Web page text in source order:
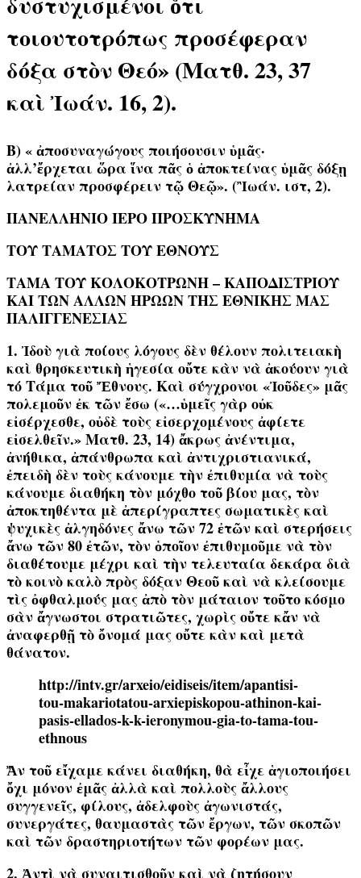
τοιουτοτρόπως προσέφεραν
δόξα στὸν Θεό» (Ματθ. 23, 37
καὶ Ἰωάν. 16, 2).
Β)« ἀποσυναγώγους ποιήσουσιν ὑμᾶς·
ἀλλ’ἔρχεται ὥρα ἵνα πᾶς ὁ ἀποκτείνας ὑμᾶς δόξῃ
λατρείαν προσφέρειν τῷ Θεῷ». (Ἲωάν. ιστ, 2).
ΠΑΝΕΛΛΗΝΙΟ ΙΕΡΟ ΠΡΟΣΚΥΝΗΜΑ
ΤΟΥ ΤΑΜΑΤΟΣ ΤΟΥ ΕΘΝΟΥΣ
ΤΑΜΑ ΤΟΥ ΚΟΛΟΚΟΤΡΩΝΗ – ΚΑΠΟΔΙΣΤΡΙΟΥ
ΚΑΙ ΤΩΝ ΑΛΛΩΝ ΗΡΩΩΝ ΤΗΣ ΕΘΝΙΚΗΣ ΜΑΣ
ΠΑΛΙΓΓΕΝΕΣΙΑΣ
1. Ἰδοὺ γιὰ ποίους λόγους δὲν θέλουν πολιτειακὴ
καὶ θρησκευτικὴ ἡγεσία οὔτε κὰν νὰ ἀκούουν γιὰ
τό Τάμα τοῦ Ἔθνους. Καὶ σύγχρονοι «Ἰοῦδες» μᾶς
πολεμοῦν ἐκ τῶν ἔσω («…ὑμεῖς γὰρ οὐκ
εἰσέρχεσθε, οὐδὲ τοὺς εἰσερχομένους ἀφίετε
εἰσελθεῖν.» Ματθ. 23, 14)ἄκρως ἀνέντιμα,
ἀνήθικα, ἀπάνθρωπα καὶ ἀντιχριστιανικά,
ἐπειδὴ δὲν τοὺς κάνουμε τὴν ἐπιθυμία νὰ τοὺς
κάνουμε διαθήκη τὸν μόχθο τοῦ βίου μας, τὸν
ἀποκτηθέντα μὲ ἀπερίγραπτες σωματικὲς καὶ
ψυχικὲς ἀλγηδόνες ἄνω τῶν 72 ἐτῶν καὶ στερήσεις
ἄνω τῶν 80 ἐτῶν, τὸν ὁποῖον ἐπιθυμοῦμε νὰ τὸν
διαθέτουμε μέχρι καὶ τὴν τελευταία δεκάρα διὰ
τὸ κοινὸ καλὸ πρὸς δόξαν Θεοῦ καὶ νὰ κλείσουμε
τὶς ὀφθαλμούς μας ἀπὸ τὸν μάταιον τοῦτο κόσμο
σὰν ἄγνωστοι στρατιῶτες, χωρὶς οὔτε κἄν νὰ
ἀναφερθῇ τὸ ὄνομά μας οὔτε κὰν καὶ μετὰ
θάνατον.
http://intv.gr/arxeio/eidiseis/item/apantisi-
tou-makariotatou-arxiepiskopou-athinon-kai-
pasis-ellados-k-k-ieronymou-gia-to-tama-tou-
ethnous
Ἄν τοῦ εἴχαμε κάνει διαθήκη, θὰ εἶχε ἁγιοποιήσει
ὄχι μόνον ἐμᾶς ἀλλὰ καὶ πολλοὺς ἄλλους
συγγενεῖς, φίλους, ἀδελφοὺς ἀγωνιστάς,
συνεργάτες, θαυμαστὰς τῶν ἔργων, τῶν σκοπῶν
καὶ τῶν δραστηριοτήτων τῶν φορέων μας.
2. Ἀντὶ νὰ συναιτισθοῦν καὶ νὰ ζητήσουν